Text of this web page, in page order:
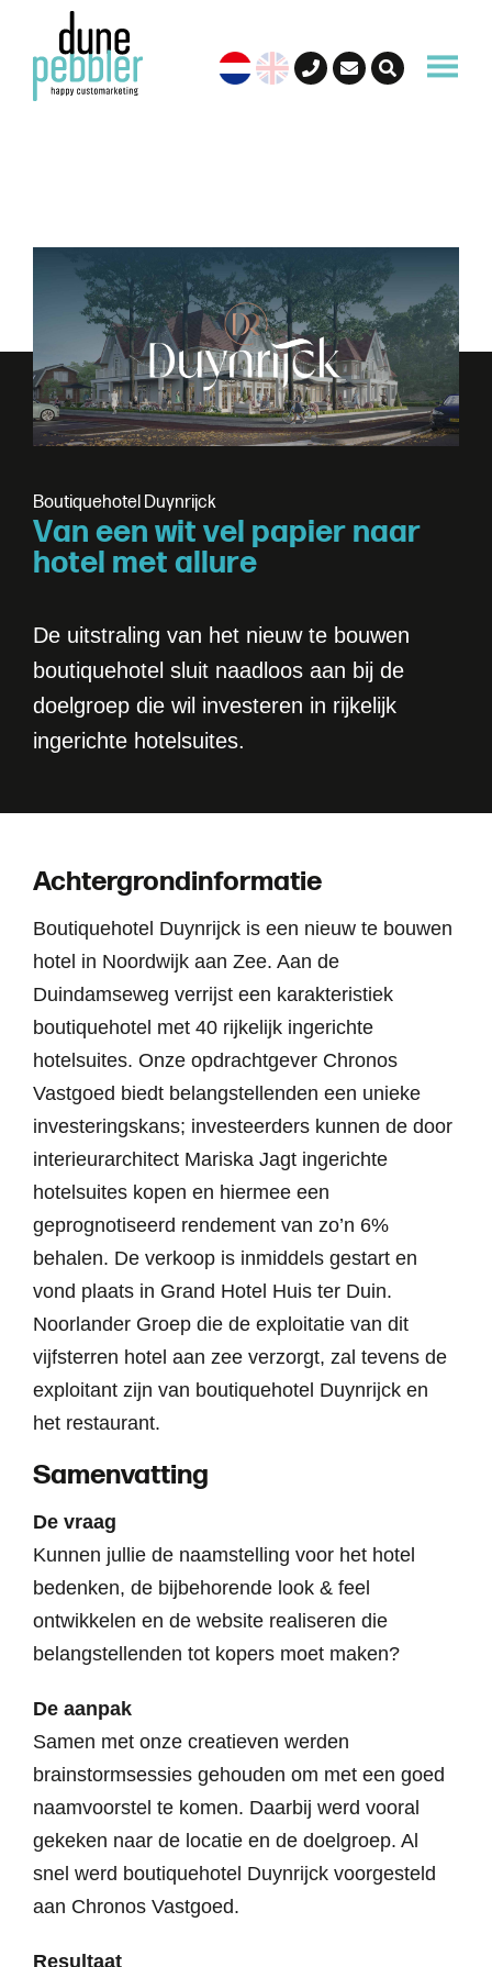
Boutiquehotel Duynrijck
Van een wit vel papier naar
hotel met allure
De uitstraling van het nieuw te bouwen
boutiquehotel sluit naadloos aan bij de
doelgroep die wil investeren in rijkelijk
ingerichte hotelsuites.
Achtergrondinformatie
Boutiquehotel Duynrijck is een nieuw te bouwen
hotel in Noordwijk aan Zee. Aan de
Duindamseweg verrijst een karakteristiek
boutiquehotel met 40 rijkelijk ingerichte
hotelsuites. Onze opdrachtgever Chronos
Vastgoed biedt belangstellenden een unieke
investeringskans; investeerders kunnen de door
interieurarchitect Mariska Jagt ingerichte
hotelsuites kopen en hiermee een
geprognotiseerd rendement van zo’n 6%
behalen. De verkoop is inmiddels gestart en
vond plaats in Grand Hotel Huis ter Duin.
Noorlander Groep die de exploitatie van dit
vijfsterren hotel aan zee verzorgt, zal tevens de
exploitant zijn van boutiquehotel Duynrijck en
het restaurant.
Samenvatting
De vraag
Kunnen jullie de naamstelling voor het hotel
bedenken, de bijbehorende look & feel
ontwikkelen en de website realiseren die
belangstellenden tot kopers moet maken?
De aanpak
Samen met onze creatieven werden
brainstormsessies gehouden om met een goed
naamvoorstel te komen. Daarbij werd vooral
gekeken naar de locatie en de doelgroep. Al
snel werd boutiquehotel Duynrijck voorgesteld
aan Chronos Vastgoed.
Resultaat